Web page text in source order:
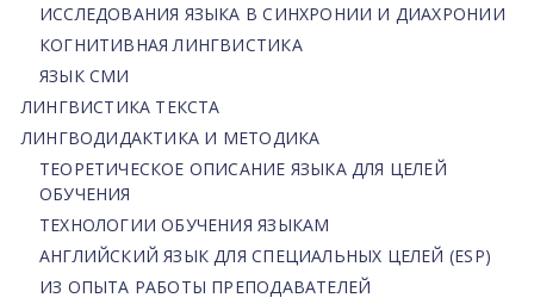
ИССЛЕДОВАНИЯ ЯЗЫКА В СИНХРОНИИ И ДИАХРОНИИ
КОГНИТИВНАЯ ЛИНГВИСТИКА
ЯЗЫК СМИ
ЛИНГВИСТИКА ТЕКСТА
ЛИНГВОДИДАКТИКА И МЕТОДИКА
ТЕОРЕТИЧЕСКОЕ ОПИСАНИЕ ЯЗЫКА ДЛЯ ЦЕЛЕЙ
ОБУЧЕНИЯ
ТЕХНОЛОГИИ ОБУЧЕНИЯ ЯЗЫКАМ
АНГЛИЙСКИЙ ЯЗЫК ДЛЯ СПЕЦИАЛЬНЫХ ЦЕЛЕЙ (ESP)
ИЗ ОПЫТА РАБОТЫ ПРЕПОДАВАТЕЛЕЙ